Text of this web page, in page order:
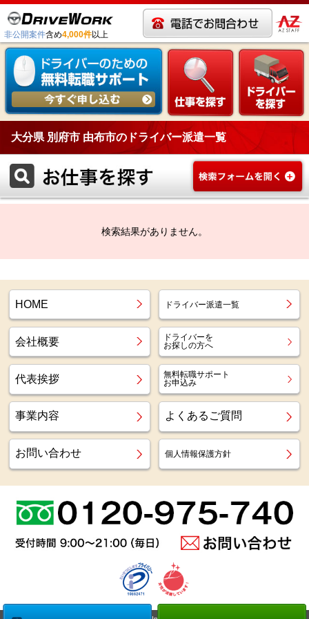
非公開案件含め4,000件以上
大分県 別府市 由布市のドライバー派遣一覧
検索結果がありません。
HOME ドライバー派遣一覧
会社概要
ドライバーを
お探しの方へ
代表挨拶
無料転職サポート
お申込み
事業内容 よくあるご質問
お問い合わせ 個人情報保護方針